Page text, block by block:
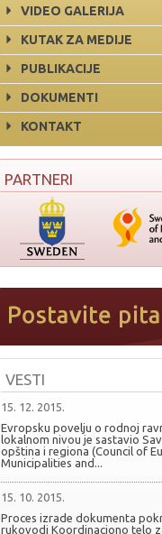
VIDEO GALERIJA
KUTAK ZA MEDIJE
PUBLIKACIJE
DOKUMENTI
KONTAKT
PARTNERI
VESTI
15. 12. 2015.
Evropsku povelju o rodnoj
lokalnom nivou je sastavio
opština i regiona (Council of
Municipalities and...
15. 10. 2015.
Proces izrade dokumenta
rukovodi Koordinaciono telo